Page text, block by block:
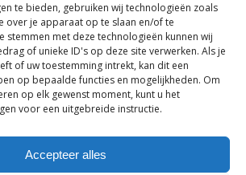
te bieden, gebruiken wij technologieën zoals
over je apparaat op te slaan en/of te
stemmen met deze technologieën kunnen wij
of unieke ID's op deze site verwerken. Als je
of uw toestemming intrekt, kan dit een
op bepaalde functies en mogelijkheden. Om
op elk gewenst moment, kunt u het
voor een uitgebreide instructie.
Accepteer alles
blijven